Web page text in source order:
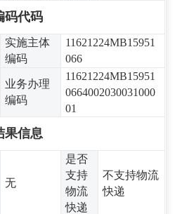
码代码
实施主体
编码
11621224MB15951
066
业务办理
编码
11621224MB15951
0664002030031000
01
果信息
无
是否
支持
物流
快递
不支持物流
快递